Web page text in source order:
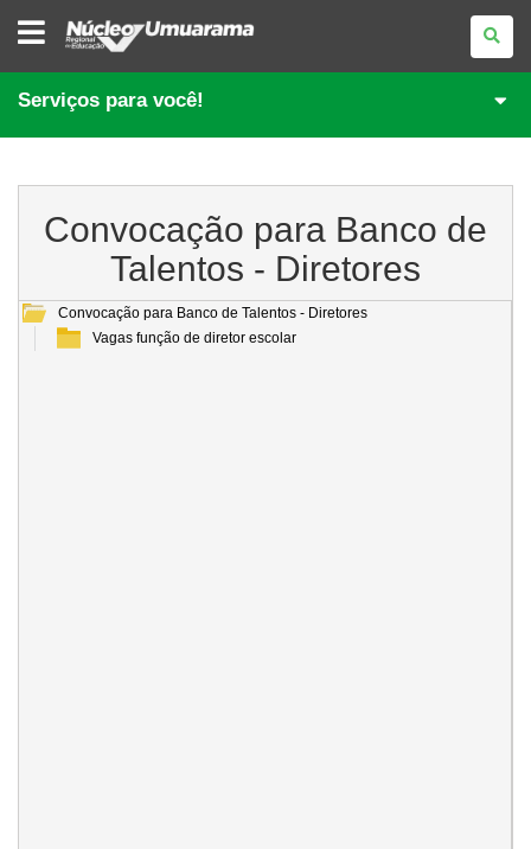
NÚCLEO
REGIONAL
EDUCAÇÃO
DE
UMUARAMA
Serviços para você!
Convocação para Banco de
Talentos - Diretores
Convocação para Banco de Talentos - Diretores
Vagas função de diretor escolar